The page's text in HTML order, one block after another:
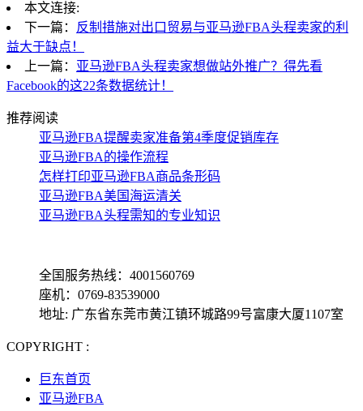
本文连接:
下一篇： 反制措施对出口贸易与亚马逊FBA头程卖家的利
益大于缺点！
上一篇： 亚马逊FBA头程卖家想做站外推广？得先看
Facebook的这22条数据统计！
推荐阅读
亚马逊FBA提醒卖家准备第4季度促销库存
亚马逊FBA的操作流程
怎样打印亚马逊FBA商品条形码
亚马逊FBA美国海运清关
亚马逊FBA头程需知的专业知识
全国服务热线：4001560769
座机：0769-83539000
地址: 广东省东莞市黄江镇环城路99号富康大厦1107室
COPYRIGHT :
巨东首页
亚马逊FBA